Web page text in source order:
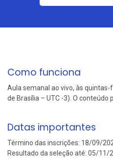
Como funciona
Aula semanal ao vivo, às
de Brasília – UTC -3). O conteúdo
Datas importantes
Término das inscrições: 18/09/
Resultado da seleção até: 05/11/